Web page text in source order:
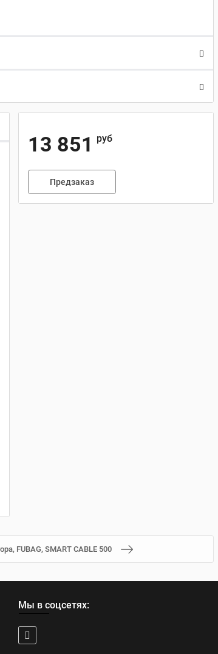
13 851 руб
Предзаказ
FUBAG, SMART CABLE 500
Мы в соцсетях: